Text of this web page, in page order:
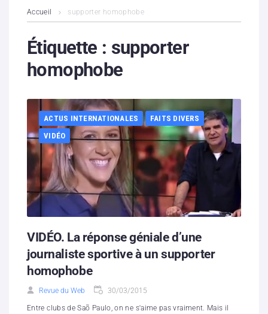
Contenus litigieux
Nous soutenir
Partenaires
Contacts
Hébergement solidaire
Accueil supporter homophobe
Étiquette : supporter
homophobe
ACTUS INTERNATIONALES
FAITS DIVERS
VIDÉO
VIDÉO. La réponse géniale d’une
journaliste sportive à un supporter
homophobe
Revue du Web 30/03/2015
Entre clubs de Saõ Paulo, on ne s'aime pas vraiment. Mais il